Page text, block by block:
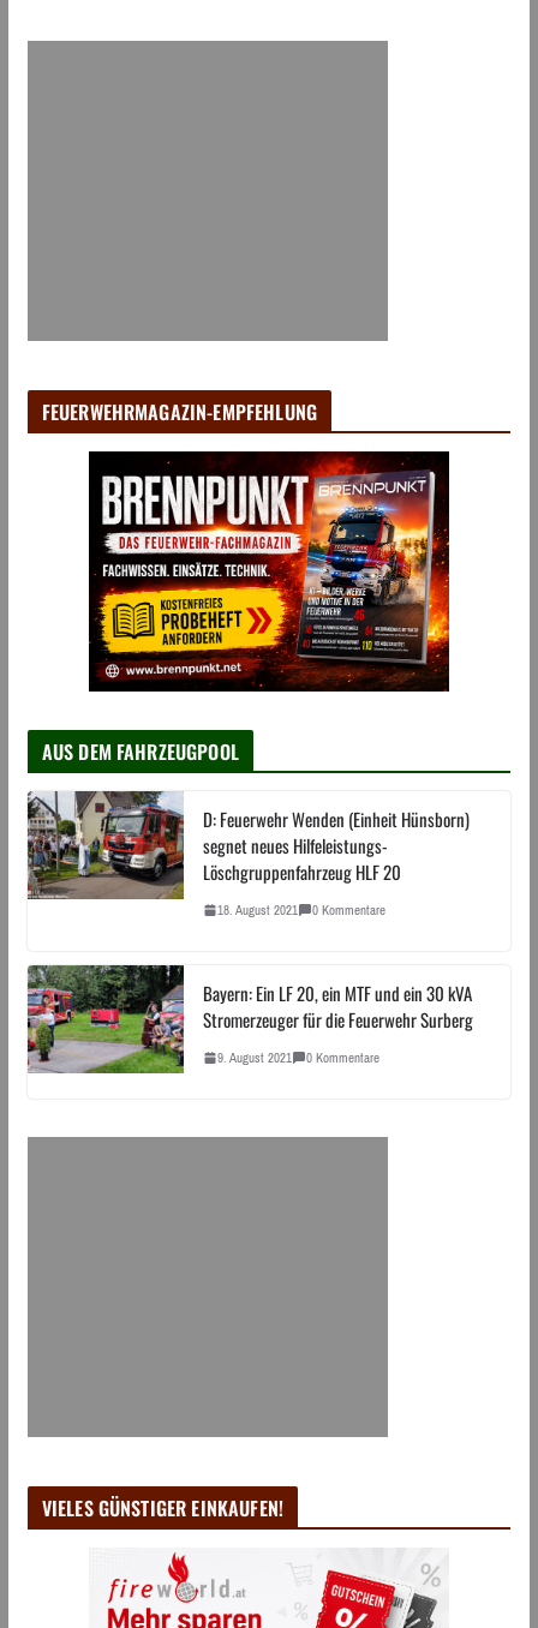
FEUERWEHRMAGAZIN-EMPFEHLUNG
AUS DEM FAHRZEUGPOOL
D: Feuerwehr Wenden (Einheit Hünsborn)
segnet neues Hilfeleistungs-
Löschgruppenfahrzeug HLF 20
18. August 2021 0 Kommentare
Bayern: Ein LF 20, ein MTF und ein 30 kVA
Stromerzeuger für die Feuerwehr Surberg
9. August 2021 0 Kommentare
VIELES GÜNSTIGER EINKAUFEN!